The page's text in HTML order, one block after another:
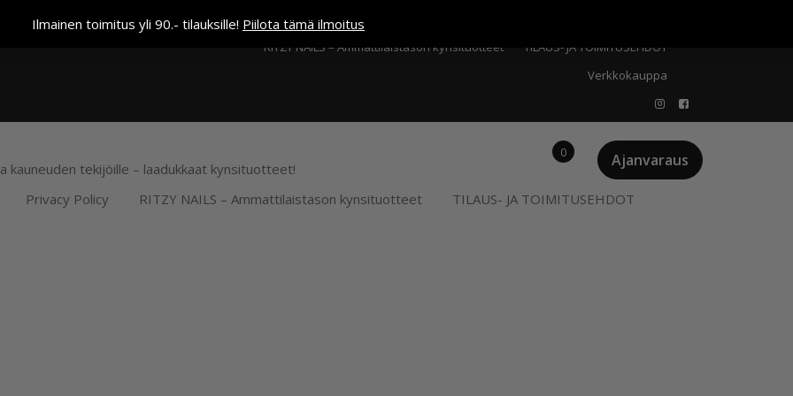
Ilmainen toimitus yli 90.- tilauksille! Piilota tämä ilmoitusKassa
RITZY NAILS – Ammattilaistason kynsituotteet
TILAUS- JA TOIMITUSEHDOT
Verkkokauppa
kauneuden tekijöille – laadukkaat kynsituotteet! Ajanvaraus
0
Privacy Policy RITZY NAILS – Ammattilaistason kynsituotteet TILAUS- JA TOIMITUSEHDOT